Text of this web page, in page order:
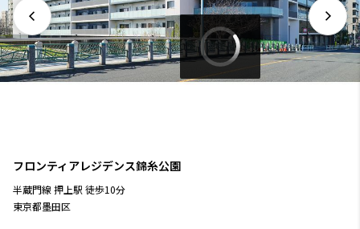
フロンティアレジデンス錦糸公園
半蔵門線 押上駅 徒歩10分
東京都墨田区